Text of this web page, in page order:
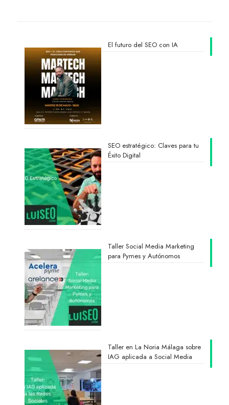
El futuro del SEO con IA
SEO estratégico: Claves para tu
Éxito Digital
Taller Social Media Marketing
para Pymes y Autónomos
Taller en La Noria Málaga sobre
IAG aplicada a Social Media